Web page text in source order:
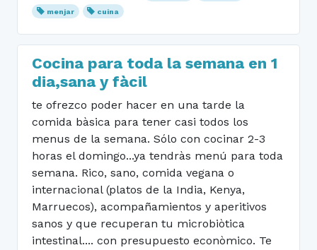
menjar
cuina
Cocina para toda la semana en 1
dia,sana y fàcil
te ofrezco poder hacer en una tarde la
comida bàsica para tener casi todos los
menus de la semana. Sólo con cocinar 2-3
horas el domingo...ya tendràs menú para toda
semana. Rico, sano, comida vegana o
internacional (platos de la India, Kenya,
Marruecos), acompañamientos y aperitivos
sanos y que recuperan tu microbiòtica
intestinal.... con presupuesto econòmico. Te